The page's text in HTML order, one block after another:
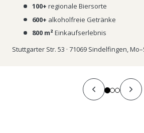
100+ regionale Biersorte
600+ alkoholfreie Getränke
800 m²Einkaufserlebnis
Stuttgarter Str. 53 · 71069 Sindelfingen,